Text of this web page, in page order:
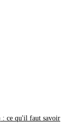
: ce qu'il faut savoir